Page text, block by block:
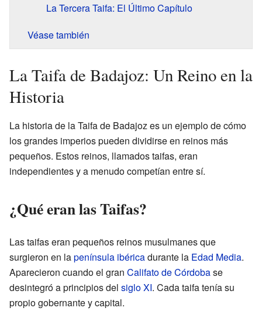
La Tercera Taifa: El Último Capítulo
Véase también
La Taifa de Badajoz: Un Reino en la
Historia
La historia de la Taifa de Badajoz es un ejemplo de cómo
los grandes imperios pueden dividirse en reinos más
pequeños. Estos reinos, llamados taifas, eran
independientes y a menudo competían entre sí.
¿Qué eran las Taifas?
Las taifas eran pequeños reinos musulmanes que
surgieron en lapenínsula ibéricadurante la Edad Media.
Aparecieron cuando el gran Califato de Córdobase
desintegró a principios del siglo XI. Cada taifa tenía su
propio gobernante y capital.